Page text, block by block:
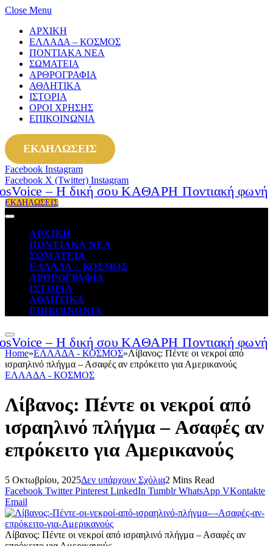
Close Menu
ΑΡΧΙΚΗ
ΕΛΛΑΔΑ – ΚΟΣΜΟΣ
ΠΟΝΤΙΑΚΑ ΝΕΑ
ΣΩΜΑΤΕΙΑ
ΑΡΘΡΟΓΡΑΦΙΑ
ΑΘΛΗΤΙΚΑ
ΙΣΤΟΡΙΑ
ΟΡΟΙ ΧΡΗΣΗΣ
ΕΠΙΚΟΙΝΩΝΙΑ
ΕΚΔΗΛΩΣΕΙΣ
Facebook Instagram
Facebook X (Twitter) Instagram
ΕΚΔΗΛΩΣΕΙΣ
ΑΡΧΙΚΗ
ΠΟΝΤΙΑΚΑ ΝΕΑ
ΣΩΜΑΤΕΙΑ
ΕΛΛΑΔΑ – ΚΟΣΜΟΣ
ΑΡΘΡΟΓΡΑΦΙΑ
ΙΣΤΟΡΙΑ
ΑΘΛΗΤΙΚΑ
ΕΠΙΚΟΙΝΩΝΙΑ
Home»ΕΛΛΑΔΑ - ΚΟΣΜΟΣ»Λίβανος: Πέντε οι νεκροί από
ισραηλινό πλήγμα – Ασαφές αν επρόκειτο για Αμερικανούς
ΕΛΛΑΔΑ - ΚΟΣΜΟΣ
Λίβανος: Πέντε οι νεκροί από
ισραηλινό πλήγμα – Ασαφές αν
επρόκειτο για Αμερικανούς
5 Οκτωβρίου, 2025Δεν υπάρχουν Σχόλια2 Mins Read
Facebook Twitter Pinterest LinkedIn Tumblr WhatsApp VKontakte
Email
Λίβανος: Πέντε οι νεκροί από ισραηλινό πλήγμα – Ασαφές αν